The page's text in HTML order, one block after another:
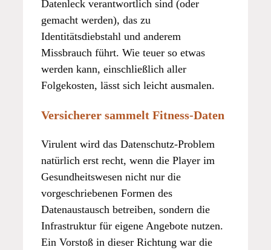
Datenleck verantwortlich sind (oder
gemacht werden), das zu
Identitätsdiebstahl und anderem
Missbrauch führt. Wie teuer so etwas
werden kann, einschließlich aller
Folgekosten, lässt sich leicht ausmalen.
Versicherer sammelt Fitness-Daten
Virulent wird das Datenschutz-Problem
natürlich erst recht, wenn die Player im
Gesundheitswesen nicht nur die
vorgeschriebenen Formen des
Datenaustausch betreiben, sondern die
Infrastruktur für eigene Angebote nutzen.
Ein Vorstoß in dieser Richtung war die